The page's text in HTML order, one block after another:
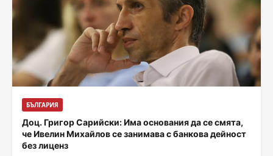
БЪЛГАРИЯ
Доц. Григор Сарийски: Има основания да се смята,
че Ивелин Михайлов се занимава с банкова дейност
без лиценз